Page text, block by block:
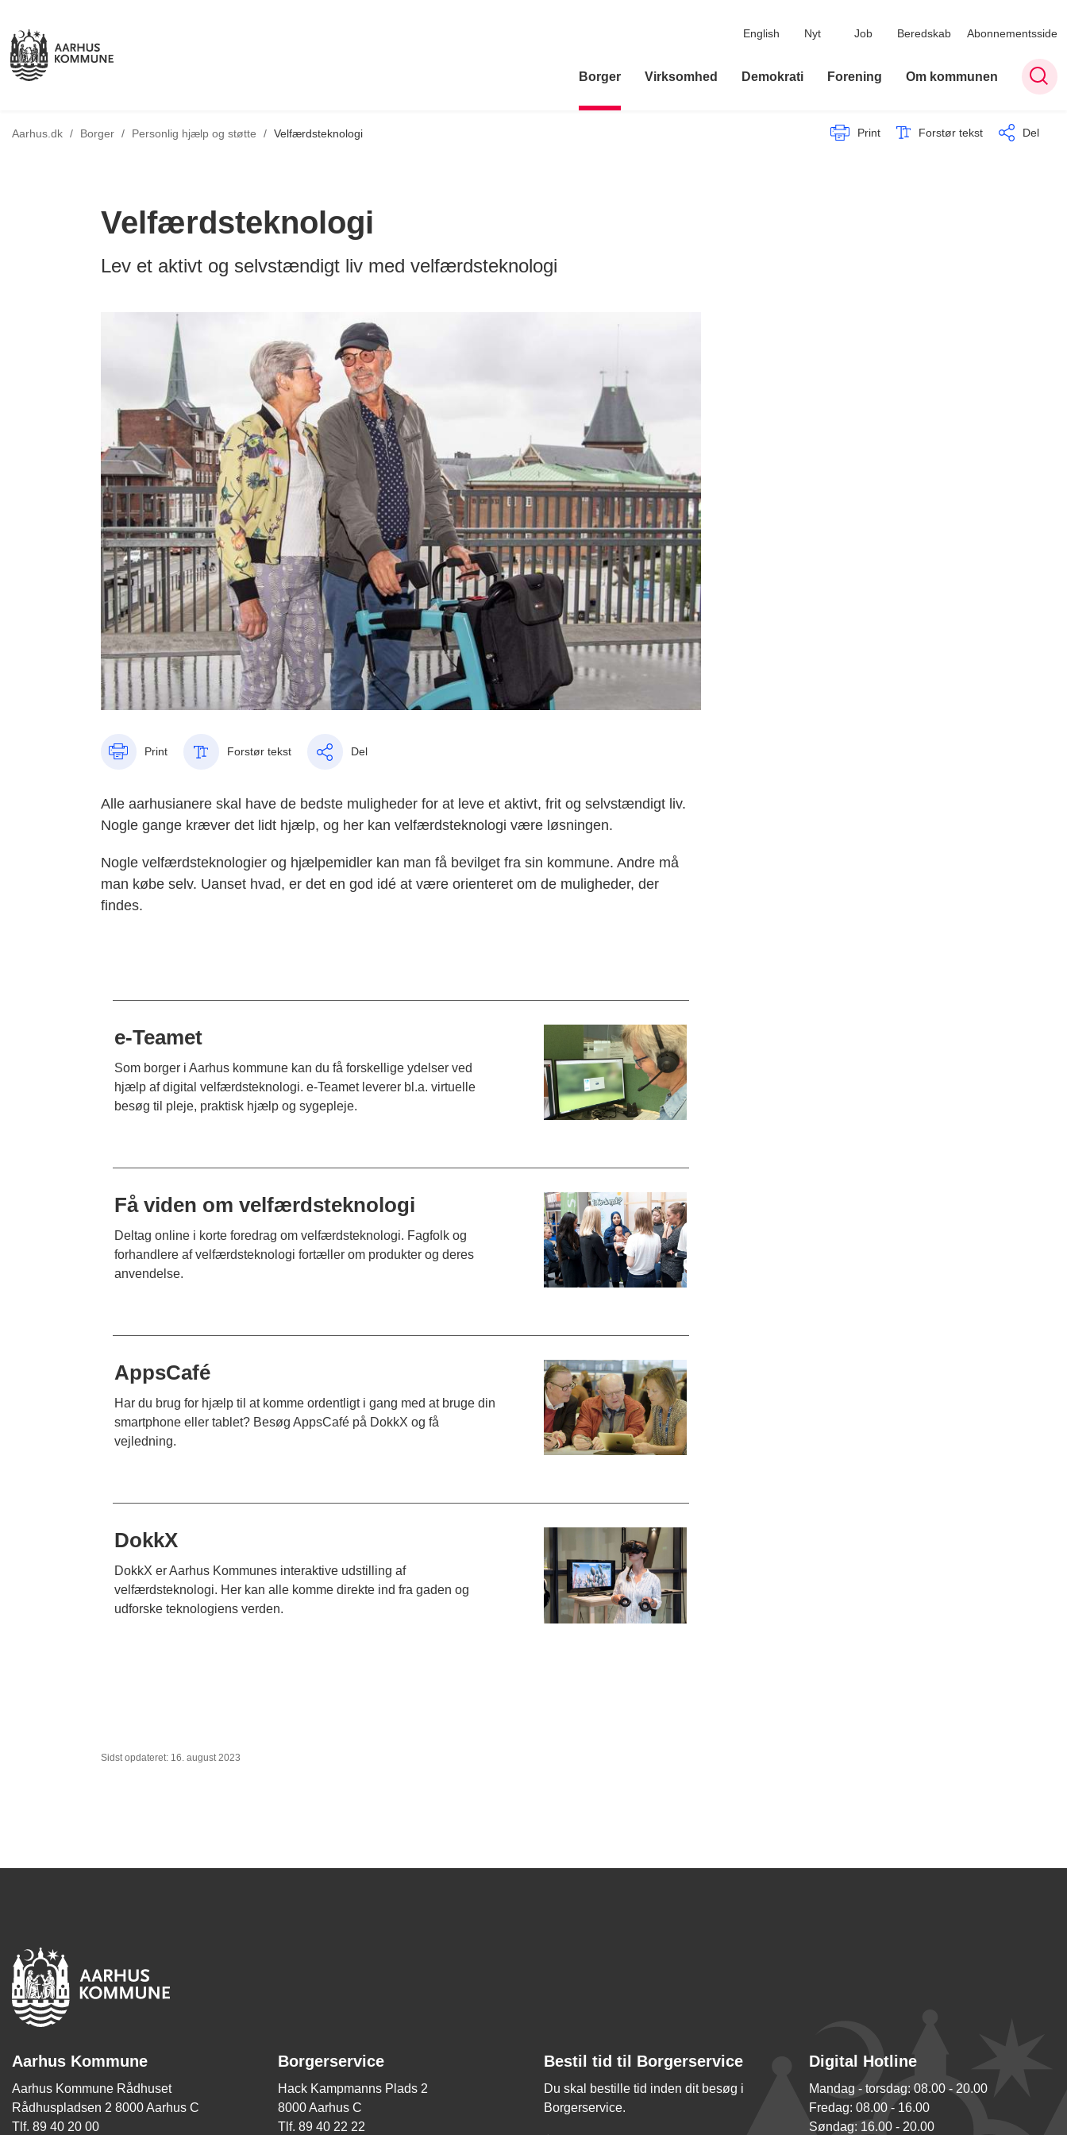
English Nyt Job Beredskab Abonnementsside
Borger Virksomhed Demokrati Forening Om kommunen
Aarhus.dk / Borger / Tilbage til
Personlig hjælp og støtte / Velfærdsteknologi Print Forstør tekst Del
Velfærdsteknologi
Lev et aktivt og selvstændigt liv med velfærdsteknologi
Print Forstør tekst Del
Alle aarhusianere skal have de bedste muligheder for at leve et aktivt, frit og selvstændigt liv.
Nogle gange kræver det lidt hjælp, og her kan velfærdsteknologi være løsningen.
Nogle velfærdsteknologier og hjælpemidler kan man få bevilget fra sin kommune. Andre må
man købe selv. Uanset hvad, er det en god idé at være orienteret om de muligheder, der
findes.
e-Teamet
Som borger i Aarhus kommune kan du få forskellige ydelser ved
hjælp af digital velfærdsteknologi. e-Teamet leverer bl.a. virtuelle
besøg til pleje, praktisk hjælp og sygepleje.
Få viden om velfærdsteknologi
Deltag online i korte foredrag om velfærdsteknologi. Fagfolk og
forhandlere af velfærdsteknologi fortæller om produkter og deres
anvendelse.
AppsCafé
Har du brug for hjælp til at komme ordentligt i gang med at bruge din
smartphone eller tablet? Besøg AppsCafé på DokkX og få
vejledning.
DokkX
DokkX er Aarhus Kommunes interaktive udstilling af
velfærdsteknologi. Her kan alle komme direkte ind fra gaden og
udforske teknologiens verden.
Sidst opdateret: 16. august 2023
Aarhus Kommune
Aarhus Kommune Rådhuset
Rådhuspladsen 2 8000 Aarhus C
Tlf. 89 40 20 00
Borgerservice
Hack Kampmanns Plads 2
8000 Aarhus C
Tlf. 89 40 22 22
Bestil tid til Borgerservice
Du skal bestille tid inden dit besøg i
Borgerservice.
Digital Hotline
Mandag - torsdag: 08.00 - 20.00
Fredag: 08.00 - 16.00
Søndag: 16.00 - 20.00